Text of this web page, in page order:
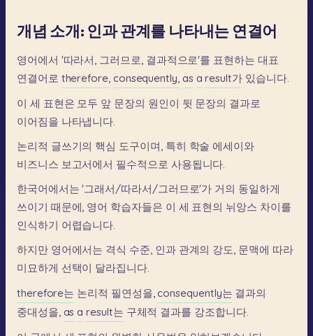
개념 소개: 인과 관계를 나타내는 연결어
영어에서 '따라서, 그러므로, 결과적으로'를 표현하는 대표
연결어로 therefore, consequently, as a result가 있습니다.
이 세 표현은 모두 앞 문장의 원인이 뒷 문장의 결과로
이어짐을 나타냅니다.
논리적 글쓰기의 핵심 도구이며, 특히 학술 에세이와
비즈니스 보고서에서 필수적으로 사용됩니다.
한국어에서는 '그래서/따라서/그러므로'가 거의 동일하게
쓰이기 때문에, 영어 학습자들은 이 세 표현의 뉘앙스 차이를
인식하기 어렵습니다.
하지만 영어에서는 격식 수준, 인과 관계의 강도, 문맥에 따라
미묘하게 선택이 달라집니다.
therefore는 논리적 필연성을, consequently는 결과의
중대성을, as a result는 구체적 결과를 강조합니다.